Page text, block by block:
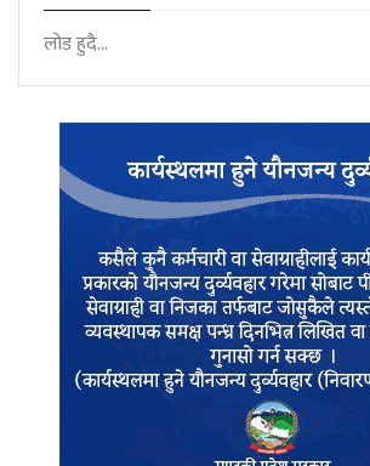
लोड हुदै...